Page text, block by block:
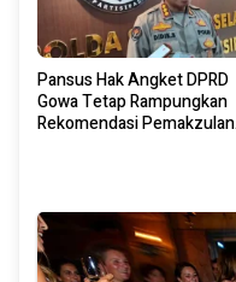
Pansus Hak Angket DPRD
Gowa Tetap Rampungkan
Rekomendasi Pemakzulan